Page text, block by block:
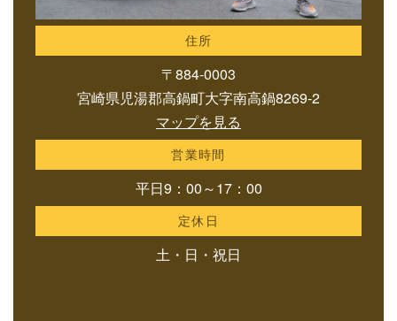
住所
〒884-0003
宮崎県児湯郡高鍋町大字南高鍋8269-2
マップを見る
営業時間
平日9：00～17：00
定休日
土・日・祝日